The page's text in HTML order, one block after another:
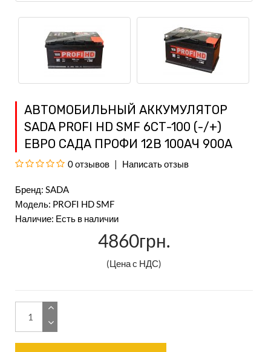
АВТОМОБИЛЬНЫЙ АККУМУЛЯТОР
SADA PROFI HD SMF 6СТ-100 (-/+)
ЕВРО САДА ПРОФИ 12В 100АЧ 900А
0 отзывов Написать отзыв
Бренд: SADA
Модель: PROFI HD SMF
Наличие: Есть в наличии
4860грн.
(Цена с НДС)